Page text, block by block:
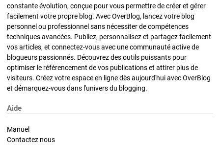
constante évolution, conçue pour vous permettre de créer et gérer
facilement votre propre blog. Avec OverBlog, lancez votre blog
personnel ou professionnel sans nécessiter de compétences
techniques avancées. Publiez, personnalisez et partagez facilement
vos articles, et connectez-vous avec une communauté active de
blogueurs passionnés. Découvrez des outils puissants pour
optimiser le référencement de vos publications et attirer plus de
visiteurs. Créez votre espace en ligne dès aujourd'hui avec OverBlog
et démarquez-vous dans l'univers du blogging.
Aide
Manuel
Contactez nous